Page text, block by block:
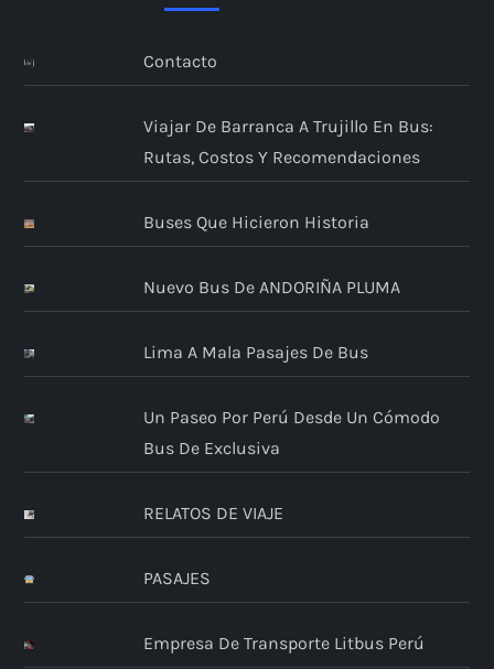
Contacto
Viajar De Barranca A Trujillo En Bus:
Rutas, Costos Y Recomendaciones
Buses Que Hicieron Historia
Nuevo Bus De ANDORIÑA PLUMA
Lima A Mala Pasajes De Bus
Un Paseo Por Perú Desde Un Cómodo
Bus De Exclusiva
RELATOS DE VIAJE
PASAJES
Empresa De Transporte Litbus Perú